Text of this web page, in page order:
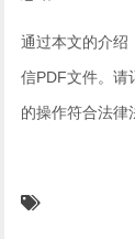
通过本文的介绍
信PDF文件。请
的操作符合法律